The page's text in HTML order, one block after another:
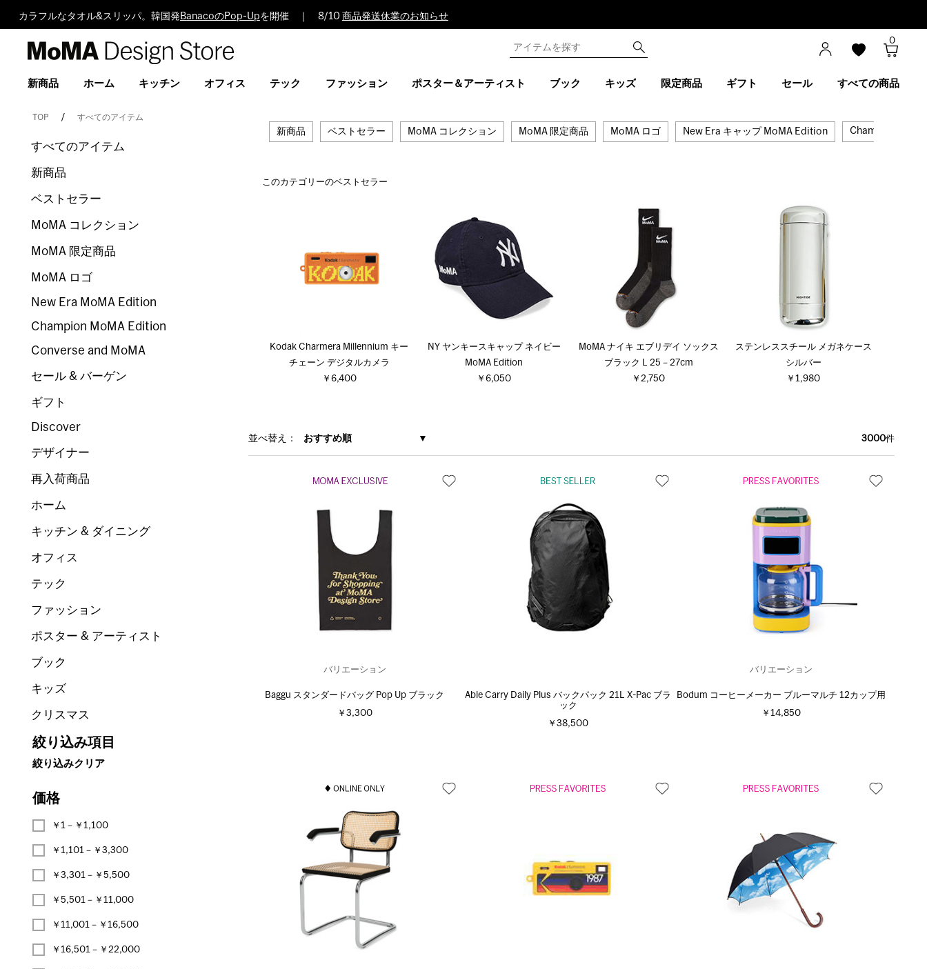
カラフルなタオル&スリッパ。韓国発 BanacoのPop-Upを開催 ｜ 8/10 商品発送休業のお知らせ
Design
0
新商品 ホーム キッチン オフィス テック ファッション ポスター＆アーティスト ブック キッズ 限定商品 ギフト セール すべての商品
TOP すべてのアイテム
新商品 ベストセラー MoMA コレクション MoMA 限定商品 MoMA ロゴ New Era キャップ MoMA Edition Champion
このカテゴリーのベストセラー
Kodak Charmera Millennium キー
チェーン デジタルカメラ
￥6,400
NY ヤンキースキャップ ネイビー
MoMA Edition
￥6,050
MoMA ナイキ エブリデイ ソックス
ブラック L 25－27cm
￥2,750
ステンレススチール メガネケース
シルバー
￥1,980
並べ替え： おすすめ順 3000件
バリエーション
Baggu スタンダードバッグ Pop Up ブラック
￥3,300
Able Carry Daily Plus バックパック 21L X-Pac ブラ
ック
￥38,500
バリエーション
Bodum コーヒーメーカー ブルーマルチ 12カップ用
￥14,850
すべてのアイテム
新商品
ベストセラー
MoMA コレクション
MoMA 限定商品
MoMA ロゴ
New Era MoMA Edition
Champion MoMA Edition
Converse and MoMA
セール & バーゲン
ギフト
Discover
デザイナー
再入荷商品
ホーム
キッチン & ダイニング
オフィス
テック
ファッション
ポスター & アーティスト
ブック
キッズ
クリスマス
絞り込み項目
絞り込みクリア
価格
￥1－￥1,100
￥1,101－￥3,300
￥3,301－￥5,500
￥5,501－￥11,000
￥11,001－￥16,500
￥16,501－￥22,000